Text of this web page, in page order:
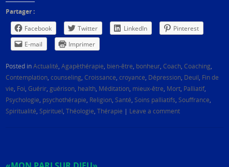
Partager :
Facebook
Twitter LinkedIn
Pinterest
E-mail
Imprimer
Posted inActualité ,Agapèthérapie bien-être bonheur ,Coach ,Coaching
Contemplation ,counseling ,Croissance ,croyance Dépression Deuil Fin de
vie Foi ,Guérir guérison health Méditation mieux-être Mort Palliatif,
Psychologie psychothérapie Religion Santé Soins palliatifs Souffrance
Spiritualité Spirituel ,Théologie ,Thérapie | Leave a comment